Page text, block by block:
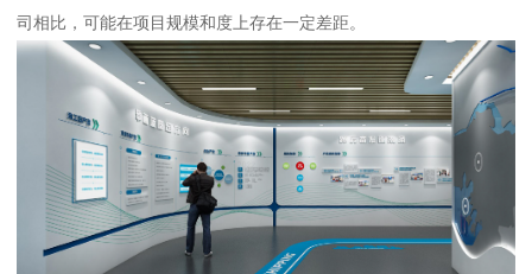
司相比，可能在项目规模和度上存在一定差距。